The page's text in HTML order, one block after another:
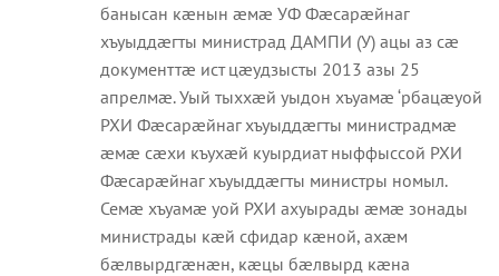
банысан кæнын æмæ УФ Фæсарæйнаг
хъуыддæгты министрад ДАМПИ (У) ацы аз сæ
документтæ ист цæудзысты 2013 азы 25
апрелмæ. Уый тыххæй уыдон хъуамæ ‘рбацæуой
РХИ Фæсарæйнаг хъуыддæгты министрадмæ
æмæ сæхи къухæй куырдиат ныффыссой РХИ
Фæсарæйнаг хъуыддæгты министры номыл.
Семæ хъуамæ уой РХИ ахуырады æмæ зонады
министрады кæй сфидар кæной, ахæм
бæлвырдгæнæн, кæцы бæлвырд кæна